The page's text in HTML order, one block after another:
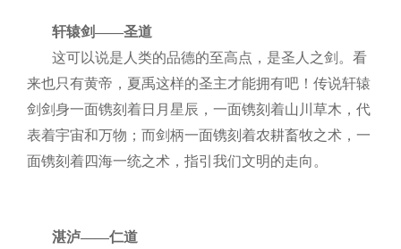
轩辕剑——圣道
这可以说是人类的品德的至高点，是圣人之剑。看
来也只有黄帝，夏禹这样的圣主才能拥有吧！传说轩辕
剑剑身一面镌刻着日月星辰，一面镌刻着山川草木，代
表着宇宙和万物；而剑柄一面镌刻着农耕畜牧之术，一
面镌刻着四海一统之术，指引我们文明的走向。
湛泸——仁道